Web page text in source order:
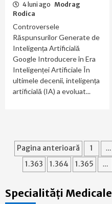
4 luni ago Modrag
Rodica
Controversele
Răspunsurilor Generate de
Inteligența Artificială
Google Introducere în Era
Inteligenței Artificiale În
ultimele decenii, inteligența
artificială (IA) a evoluat...
Paginație
articole
Pagina anterioară 1 …
1.363 1.364 1.365 …
Specialități Medicale